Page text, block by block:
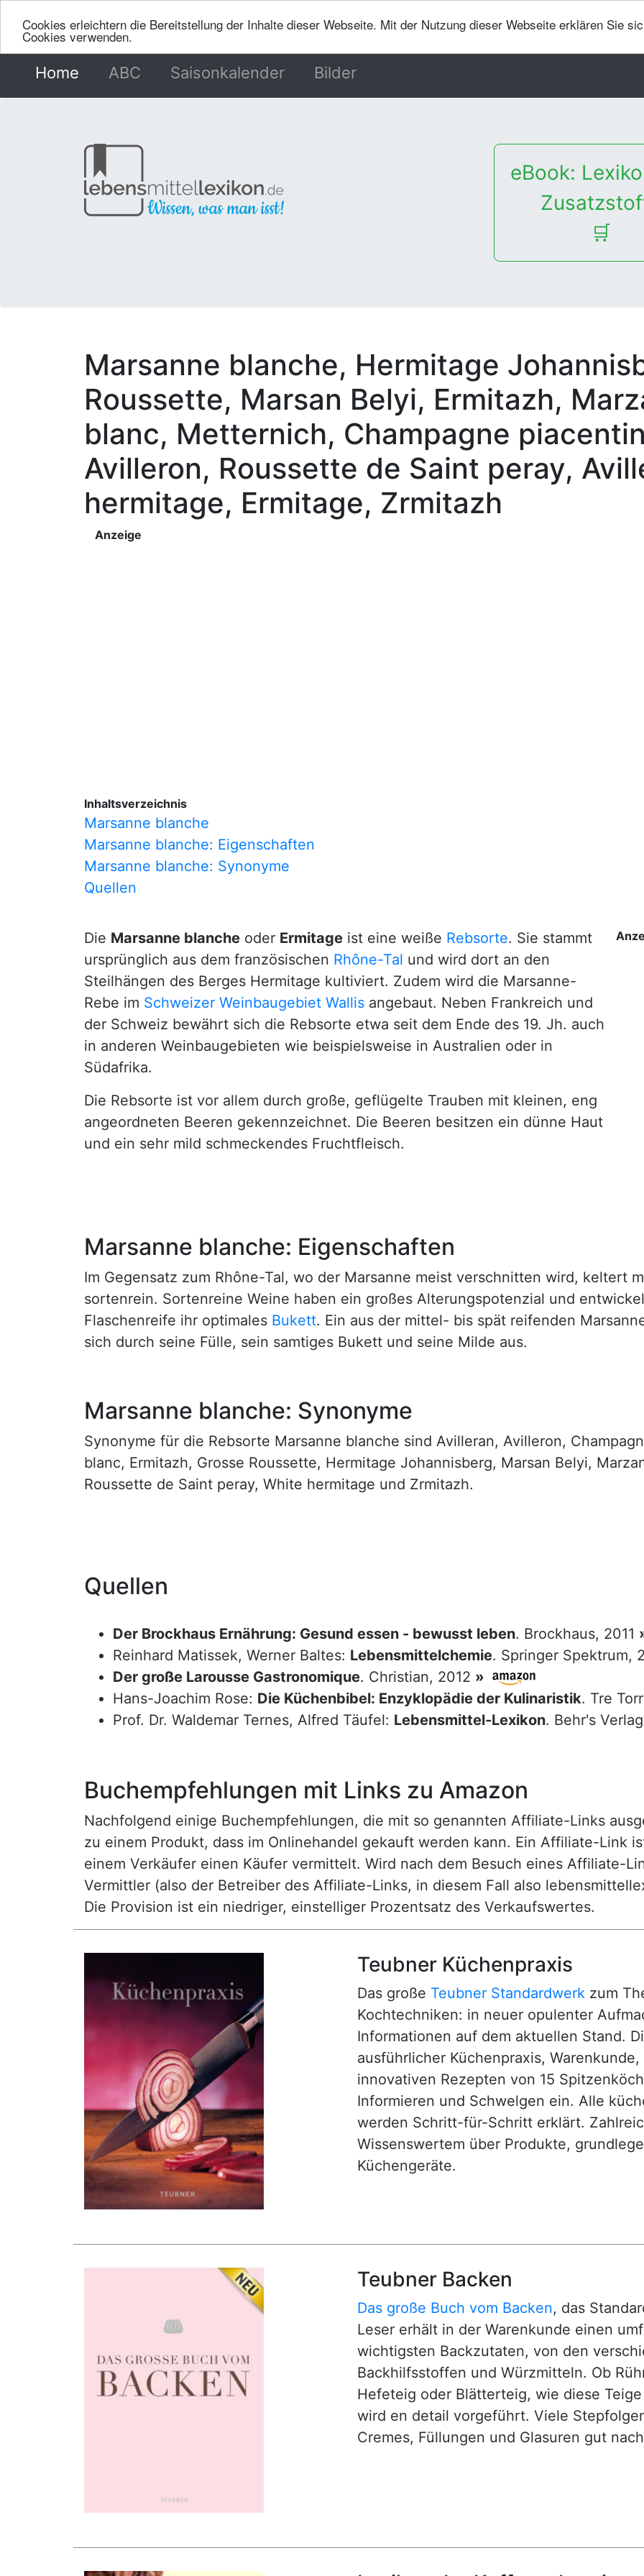
Cookies erleichtern die Bereitstellung der Inhalte dieser Webseite. Mit der Nutzung dieser Webseite erklären Sie
Cookies verwenden.
Home (current)
ABC Saisonkalender Bilder
eBook:
🛒
Marsanne blanche, Hermitage
Roussette, Marsan Belyi, Ermitazh,
blanc, Metternich, Champagne
Avilleron, Roussette de Saint peray,
hermitage, Ermitage, Zrmitazh
Anzeige
Inhaltsverzeichnis
Marsanne blanche
Marsanne blanche: Eigenschaften
Marsanne blanche: Synonyme
Quellen
Die Marsanne blanche oder Ermitage ist eine weiße Rebsorte. Sie stammt
ursprünglich aus dem französischen Rhône-Tal und wird dort an den
Steilhängen des Berges Hermitage kultiviert. Zudem wird die Marsanne-
Rebe im Schweizer Weinbaugebiet Wallis angebaut. Neben Frankreich und
der Schweiz bewährt sich die Rebsorte etwa seit dem Ende des 19. Jh. auch
in anderen Weinbaugebieten wie beispielsweise in Australien oder in
Südafrika.
Die Rebsorte ist vor allem durch große, geflügelte Trauben mit kleinen, eng
angeordneten Beeren gekennzeichnet. Die Beeren besitzen ein dünne Haut
und ein sehr mild schmeckendes Fruchtfleisch.
Marsanne blanche: Eigenschaften
Im Gegensatz zum Rhône-Tal, wo der Marsanne meist verschnitten wird, keltert
sortenrein. Sortenreine Weine haben ein großes Alterungspotenzial und
Flaschenreife ihr optimales Bukett. Ein aus der mittel- bis spät reifenden
sich durch seine Fülle, sein samtiges Bukett und seine Milde aus.
Marsanne blanche: Synonyme
Synonyme für die Rebsorte Marsanne blanche sind Avilleran, Avilleron,
blanc, Ermitazh, Grosse Roussette, Hermitage Johannisberg, Marsan Belyi,
Roussette de Saint peray, White hermitage und Zrmitazh.
Quellen
Der Brockhaus Ernährung: Gesund essen - bewusst leben. Brockhaus, 2011
Reinhard Matissek, Werner Baltes: Lebensmittelchemie. Springer Spektrum,
Der große Larousse Gastronomique. Christian, 2012 »
Hans-Joachim Rose: Die Küchenbibel: Enzyklopädie der Kulinaristik. Tre
Prof. Dr. Waldemar Ternes, Alfred Täufel: Lebensmittel-Lexikon. Behr's
Buchempfehlungen mit Links zu Amazon
Nachfolgend einige Buchempfehlungen, die mit so genannten Affiliate-Links
zu einem Produkt, dass im Onlinehandel gekauft werden kann. Ein Affiliate-Link
einem Verkäufer einen Käufer vermittelt. Wird nach dem Besuch eines Affiliate-
Vermittler (also der Betreiber des Affiliate-Links, in diesem Fall also
Die Provision ist ein niedriger, einstelliger Prozentsatz des Verkaufswertes.
Teubner Küchenpraxis
Das große Teubner Standardwerk zum
Kochtechniken: in neuer opulenter
Informationen auf dem aktuellen Stand.
ausführlicher Küchenpraxis,
innovativen Rezepten von 15
Informieren und Schwelgen ein. Alle
werden Schritt-für-Schritt erklärt.
Wissenswertem über Produkte,
Küchengeräte.
Teubner Backen
Das große Buch vom Backen, das
Leser erhält in der Warenkunde einen
wichtigsten Backzutaten, von den
Backhilfsstoffen und Würzmitteln. Ob
Hefeteig oder Blätterteig, wie diese
wird en detail vorgeführt. Viele
Cremes, Füllungen und Glasuren gut